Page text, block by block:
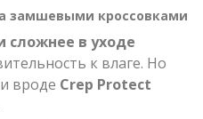
замшевыми кроссовками
в уходе
к влаге. Но
вроде Crep Protect